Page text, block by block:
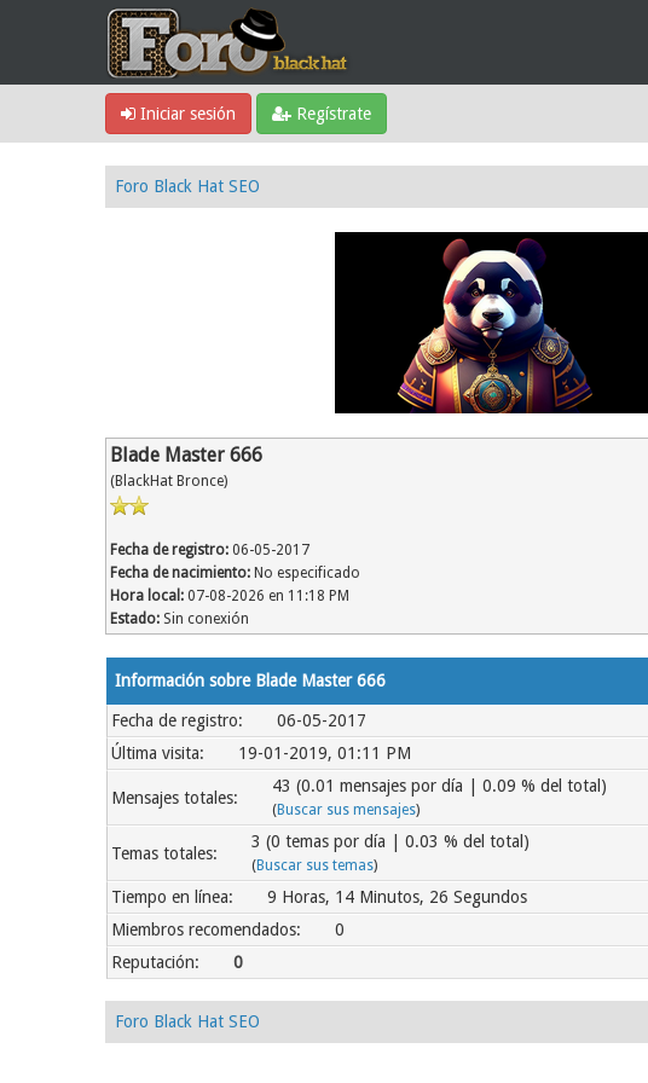
Iniciar sesión Regístrate
Foro Black Hat SEO
Blade Master 666
(BlackHat Bronce)
Fecha de registro: 06-05-2017
Fecha de nacimiento: No especificado
Hora local: 07-08-2026 en 11:18 PM
Estado: Sin conexión
Información sobre Blade Master 666
Fecha de registro:
06-05-2017
Última visita:
19-01-2019, 01:11 PM
Mensajes totales:
43 (0.01 mensajes por día | 0.09 % del total)
(Buscar sus mensajes)
Temas totales:
3 (0 temas por día | 0.03 % del total)
(Buscar sus temas)
Tiempo en línea:
9 Horas, 14 Minutos, 26 Segundos
Miembros recomendados:
0
Reputación:
0
Foro Black Hat SEO